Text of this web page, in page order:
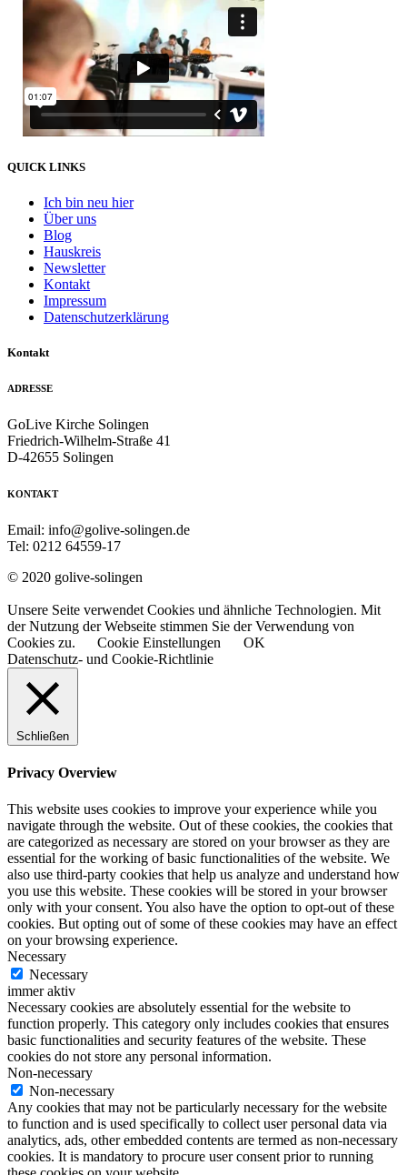
QUICK LINKS
Ich bin neu hier
Über uns
Blog
Hauskreis
Newsletter
Kontakt
Impressum
Datenschutzerklärung
Kontakt
ADRESSE
GoLive Kirche Solingen
Friedrich-Wilhelm-Straße 41
D-42655 Solingen
KONTAKT
Email: info@golive-solingen.de
Tel: 0212 64559-17
© 2020 golive-solingen
Unsere Seite verwendet Cookies und ähnliche Technologien. Mit
der Nutzung der Webseite stimmen Sie der Verwendung von
Cookies zu.
Cookie Einstellungen
OK
Datenschutz- und Cookie-Richtlinie
Schließen
Privacy Overview
This website uses cookies to improve your experience while you
navigate through the website. Out of these cookies, the cookies that
are categorized as necessary are stored on your browser as they are
essential for the working of basic functionalities of the website. We
also use third-party cookies that help us analyze and understand how
you use this website. These cookies will be stored in your browser
only with your consent. You also have the option to opt-out of these
cookies. But opting out of some of these cookies may have an effect
on your browsing experience.
Necessary
Necessary
immer aktiv
Necessary cookies are absolutely essential for the website to
function properly. This category only includes cookies that ensures
basic functionalities and security features of the website. These
cookies do not store any personal information.
Non-necessary
Non-necessary
Any cookies that may not be particularly necessary for the website
to function and is used specifically to collect user personal data via
analytics, ads, other embedded contents are termed as non-necessary
cookies. It is mandatory to procure user consent prior to running